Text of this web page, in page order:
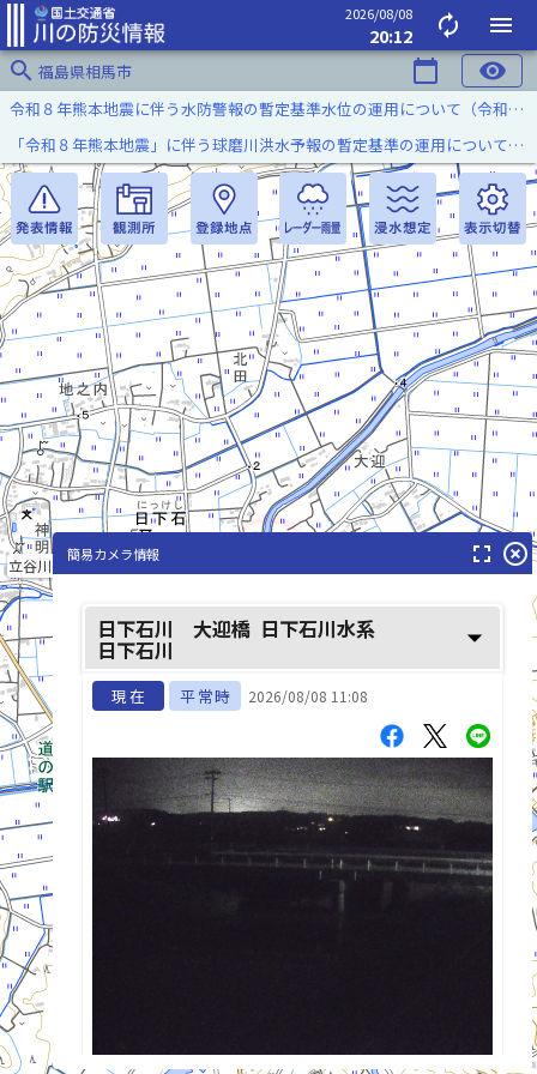
2026/08/08
20:12 autorenew
menu
search 福島県相馬市 calendar_today visibility
日下石川(につけしがわ)
町場川(まちばがわ)
立谷川(たちやがわ)
令和８年熊本地震に伴う水防警報の暫定基準水位の運用について（令和８年８月７日）
「令和８年熊本地震」に伴う球磨川洪水予報の暫定基準の運用について（令和８年８月５日）
簡易カメラ情報 fullscreen highlight_off
日下石川 大迎橋 日下石川水系
日下石川 arrow_drop_down
現在 平常時 2026/08/08 11:08